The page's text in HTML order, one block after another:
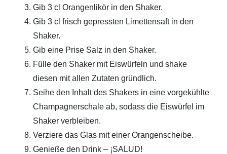
Gib 3 cl Orangenlikör in den Shaker.
Gib 3 cl frisch gepressten Limettensaft in den
Shaker.
Gib eine Prise Salz in den Shaker.
Fülle den Shaker mit Eiswürfeln und shake
diesen mit allen Zutaten gründlich.
Seihe den Inhalt des Shakers in eine vorgekühlte
Champagnerschale ab, sodass die Eiswürfel im
Shaker verbleiben.
Verziere das Glas mit einer Orangenscheibe.
Genieße den Drink – ¡SALUD!